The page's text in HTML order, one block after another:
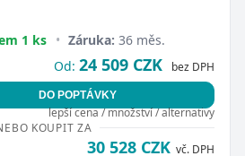
1 ks • Záruka: 36 měs.
Od: 24 509 CZK bez DPH
DO POPTÁVKY
lepší cena / množství / alternativy
KOUPIT ZA
30 528 CZK vč. DPH